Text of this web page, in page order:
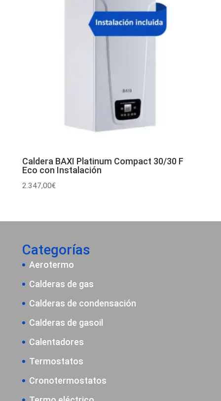
Caldera BAXI Platinum Compact 30/30 F
Eco con Instalación
2.347,00€
Categorías
Aerotermo
Calderas de gas
Calderas de condensación
Calderas de gasoil
Calentadores
Termostatos
Cronotermostatos